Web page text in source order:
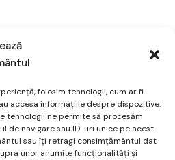
folosim tehnologii, cum ar fi
accesa informațiile despre dispozitive.
tehnologii ne permite să procesăm
de navigare sau ID-uri unice pe acest
sau îți retragi consimțământul dat
unor anumite funcționalități și